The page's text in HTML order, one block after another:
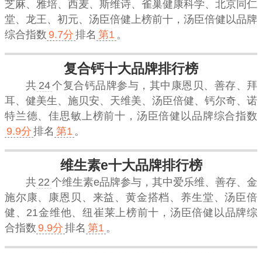
芝麻、雅培、西麦、斯维诗、雀巢健康科学、北京同仁
堂、龙王、初元、汤臣倍健上榜前十， 汤臣倍健 以品牌
综合指数 9.7分 排名 第1 。
复合钙十大品牌排行榜
共 24个复合钙品牌参与，其中康恩贝、善存、拜
耳、健美生、施贝安、天维美、汤臣倍健、钙尔奇、诺
特兰德、佳思敏上榜前十， 汤臣倍健 以品牌综合指数
9.9分 排名 第1 。
维生素e十大品牌排行榜
共 22 个维生素e品牌参与，其中爱乐维、善存、金
施尔康、康恩贝、来益、黄金搭档、养生堂、汤臣倍
健、21金维他、纽崔莱上榜前十， 汤臣倍健 以品牌综
合指数 9.9分 排名 第1 。